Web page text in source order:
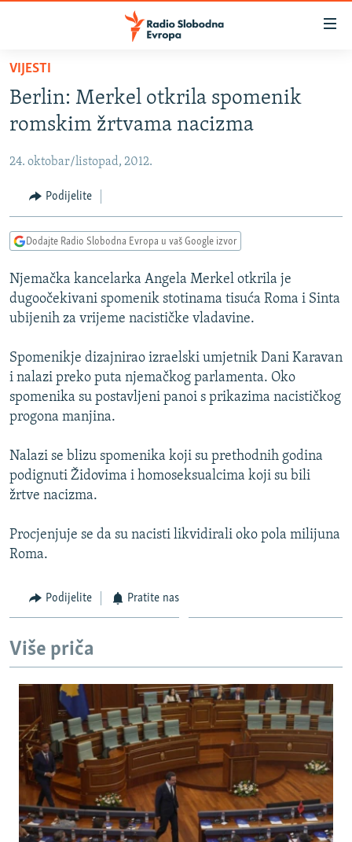
Pređite
glavni
sadržaj
na
navigaciju
Pređite
na
VIJESTI
BOSNA I HERCEGOVINA
KOSOVO
CRNA GORA
VIDEO
FOTOGALERIJE
INFOGRAFIKE
PODCASTI
RAT U UKRAJINI
KINA NA BALKANU
ISPRIČAJ MI
DNEVNO@RSE
SPECIJALI RSE
VIŠE OD NASLOVA
GENOCID U SREBRENICI
TV LIBERTY
MOJA EVROPA
TRI DECENIJE OD RATA U BIH
SVE KARTE DEJTONA
PRATITE NAS
Sve RFE/RL stranice
VIJESTI
Berlin: Merkel otkrila spomenik
romskim žrtvama nacizma
24. oktobar/listopad, 2012.
Podijelite
Dodajte Radio Slobodna Evropa u vaš Google izvor
Njemačka kancelarka Angela Merkel otkrila je
dugoočekivani spomenik stotinama tisuća Roma i Sinta
ubijenih za vrijeme nacističke vladavine.
Spomenikje dizajnirao izraelski umjetnik Dani Karavan
i nalazi preko puta njemačkog parlamenta. Oko
spomenika su postavljeni panoi s prikazima nacističkog
progona manjina.
Nalazi se blizu spomenika koji su prethodnih godina
podignuti Židovima i homoseksualcima koji su bili
žrtve nacizma.
Procjenjuje se da su nacisti likvidirali oko pola milijuna
Roma.
Podijelite Pratite nas
Više priča